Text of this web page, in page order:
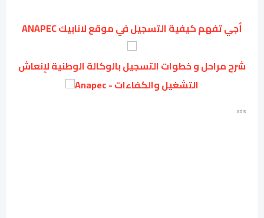
أجي تفهم كيفية التسجيل في موقع لانابيك ANAPEC
شرح مراحل و خطوات التسجيل بالوكالة الوطنية لإنعاش
التشغيل والكفاءات - Anapec
ads